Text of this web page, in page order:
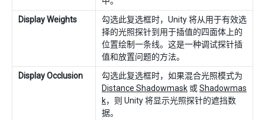
Display Weights
勾选此复选框时，Unity 将从用于有效选
择的光照探针到用于插值的四面体上的
位置绘制一条线。这是一种调试探针插
值和放置问题的方法。
Display Occlusion
勾选此复选框时，如果混合光照模式为
Distance Shadowmask 或Shadowmas
k，则 Unity 将显示光照探针的遮挡数
据。